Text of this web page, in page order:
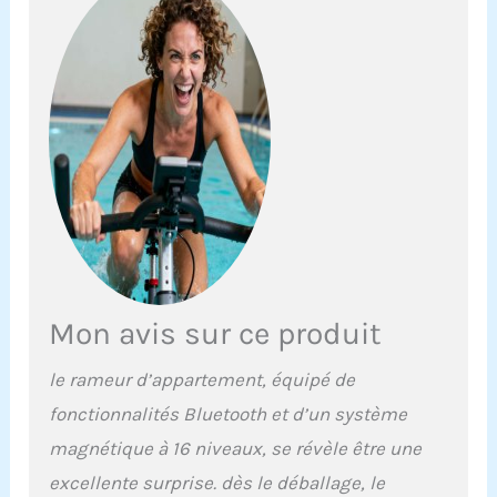
sommes convaincus que
MERACH deviendra votre
partenaire fitness de
confiance, vous aidant à
adopter un mode de vie
plus sain. APP MERACH
exclusive pour un
entraînement intelligent:
Connectez-vous à
l'application MERACH via
Bluetooth pour suivre en
temps réel vos données
progression et les
calories brûlées, et créer
d'entraînement
personnalisés.
L'application propose
plus de 1 000 parcours et
jeux, pour un
Mon avis sur ce produit
le rameur d’appartement, équipé de
fonctionnalités Bluetooth et d’un système
magnétique à 16 niveaux, se révèle être une
excellente surprise. dès le déballage, le